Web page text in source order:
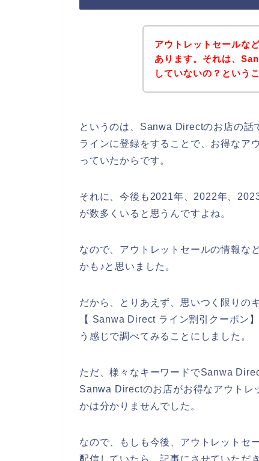
アウトレットセールな
あります。それは、
していないの？という
というのは、Sanwa Directのお店の話
ラインに登録をすることで、お得なア
っていたからです。
それに、今後も2021年、2022年、
が数多くいると思うんですよね。
なので、アウトレットセールの情報な
かも♪と思いました。
だから、とりあえず、思いつく限りの
【 Sanwa Direct ライン割引クーポン
う感じで調べてみることにしました。
ただ、様々なキーワードでSanwa
Sanwa Directのお店がお得なアウトレ
かは分かりませんでした。
なので、もしも今後、アウトレットセ